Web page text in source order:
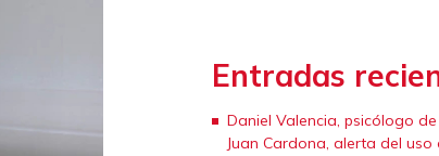
Entradas
Daniel Valencia, psicólogo de
Juan Cardona, alerta del uso